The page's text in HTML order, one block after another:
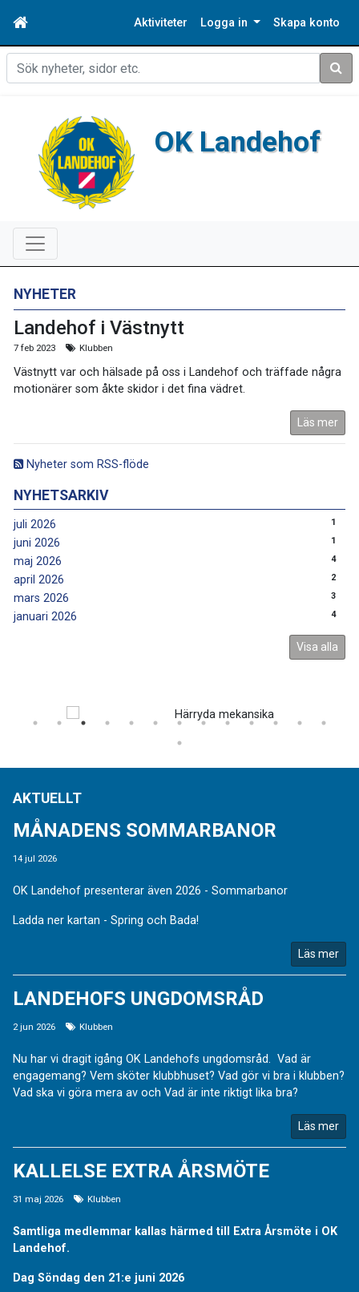
Aktiviteter Logga in Skapa konto
Sök
OK Landehof
Nyheter som RSS-flöde
NYHETSARKIV
juli 2026 1
juni 2026 1
maj 2026 4
april 2026 2
mars 2026 3
januari 2026 4
Visa alla
NYHETER
Landehof i Västnytt
7 feb 2023 Klubben
Västnytt var och hälsade på oss i Landehof och träffade några
motionärer som åkte skidor i det fina vädret.
Läs mer
AKTUELLT
MÅNADENS SOMMARBANOR
14 jul 2026
OK Landehof presenterar även 2026 - Sommarbanor
Ladda ner kartan - Spring och Bada!
Läs mer
LANDEHOFS UNGDOMSRÅD
2 jun 2026 Klubben
Nu har vi dragit igång OK Landehofs ungdomsråd. Vad är
engagemang? Vem sköter klubbhuset? Vad gör vi bra i klubben?
Vad ska vi göra mera av och Vad är inte riktigt lika bra?
Läs mer
KALLELSE EXTRA ÅRSMÖTE
31 maj 2026 Klubben
Samtliga medlemmar kallas härmed till Extra Årsmöte i OK
Landehof.
Dag Söndag den 21:e juni 2026